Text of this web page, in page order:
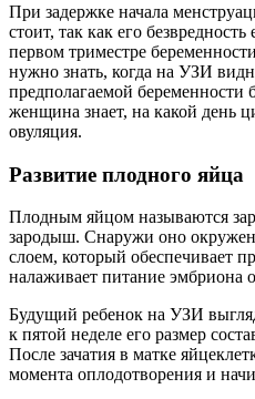
При задержке начала
стоит, так как его
первом триместре
нужно знать, когда на УЗИ
предполагаемой беременности
женщина знает, на какой день
овуляция.
Развитие плодного яйца
Плодным яйцом называются
зародыш. Снаружи оно
слоем, который обеспечивает
налаживает питание эмбриона
Будущий ребенок на УЗИ
к пятой неделе его размер
После зачатия в матке
момента оплодотворения и